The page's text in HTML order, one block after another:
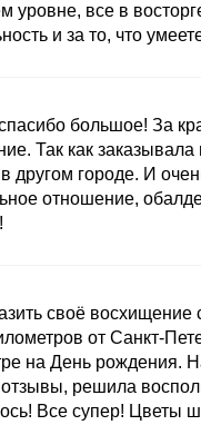
уровне, все в
и за то, что
большое! За
Так как
другом городе. И
отношение,
своё восхищение
от Санкт-
на День рождения.
решила
Все супер! Цветы